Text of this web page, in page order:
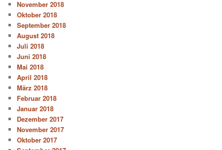
November 2018
Oktober 2018
September 2018
August 2018
Juli 2018
Juni 2018
Mai 2018
April 2018
März 2018
Februar 2018
Januar 2018
Dezember 2017
November 2017
Oktober 2017